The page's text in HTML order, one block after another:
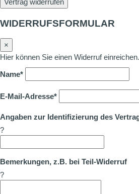
Vertrag widerrufen
WIDERRUFSFORMULAR
×
Hier können Sie einen Widerruf
Name*
E-Mail-Adresse*
Angaben zur Identifizierung des
?
Bemerkungen, z.B. bei Teil-Widerruf
?